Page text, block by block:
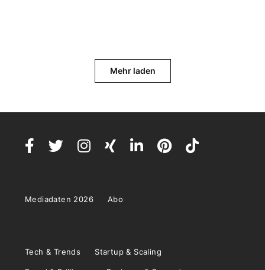
Mehr laden
Mediadaten 2026 Abo
Tech & Trends Startup & Scaling